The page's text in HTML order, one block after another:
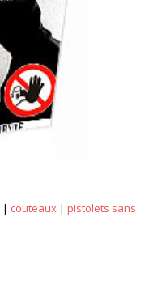
| couteaux | pistolets sans